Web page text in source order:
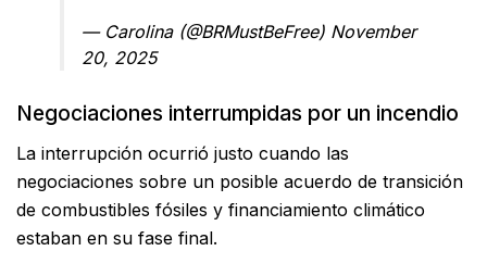
— Carolina (@BRMustBeFree) November
20, 2025
Negociaciones interrumpidas por un incendio
La interrupción ocurrió justo cuando las
negociaciones sobre un posible acuerdo de transición
de combustibles fósiles y financiamiento climático
estaban en su fase final.